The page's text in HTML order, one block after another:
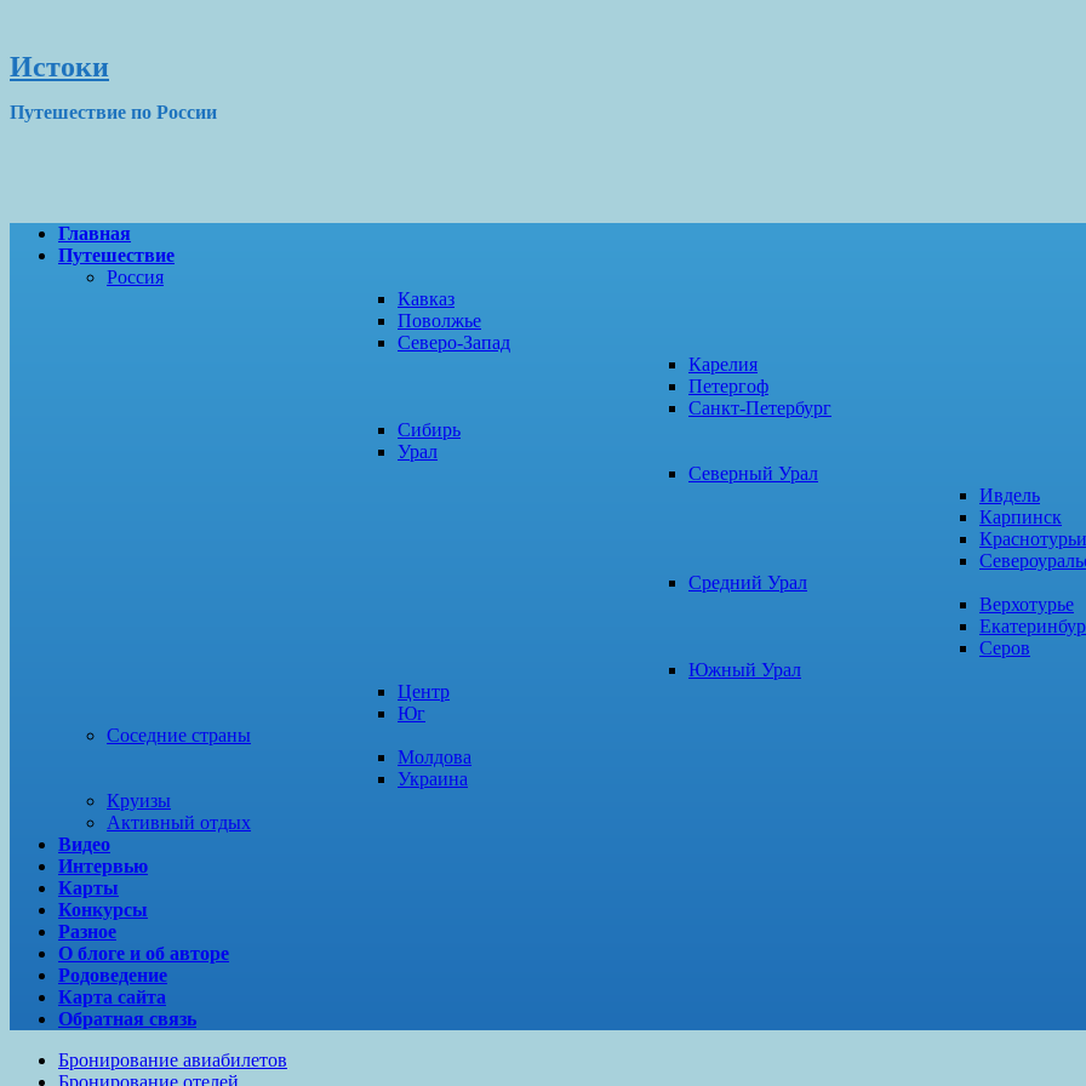
Истоки
Путешествие по России
Главная
Путешествие
Россия
Кавказ
Поволжье
Северо-Запад
Карелия
Петергоф
Санкт-Петербург
Сибирь
Урал
Северный Урал
Ивдель
Карпинск
Средний Урал
Верхотурье
Серов
Южный Урал
Центр
Юг
Соседние страны
Молдова
Украина
Круизы
Активный отдых
Видео
Интервью
Карты
Конкурсы
Разное
О блоге и об авторе
Родоведение
Карта сайта
Обратная связь
Бронирование авиабилетов
Бронирование отелей